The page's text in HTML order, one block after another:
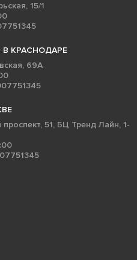
15/1
В КРАСНОДАРЕ
69А
51, БЦ Тренд Лайн, 1-